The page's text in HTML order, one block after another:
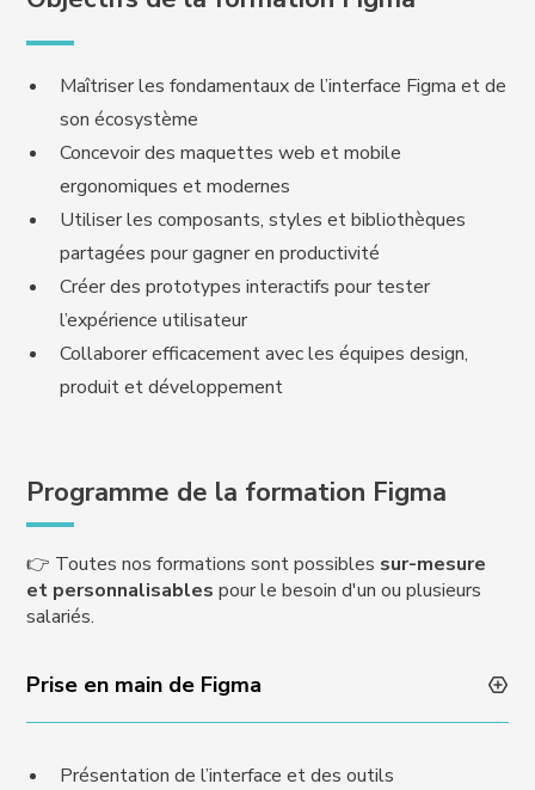
Maîtriser les fondamentaux de l’interface Figma et de
son écosystème
Concevoir des maquettes web et mobile
ergonomiques et modernes
Utiliser les composants, styles et bibliothèques
partagées pour gagner en productivité
Créer des prototypes interactifs pour tester
l’expérience utilisateur
Collaborer efficacement avec les équipes design,
produit et développement
Programme de la formation Figma
👉 Toutes nos formations sont possibles sur-mesure
et personnalisables pour le besoin d'un ou plusieurs
salariés.
Prise en main de Figma
Présentation de l’interface et des outils